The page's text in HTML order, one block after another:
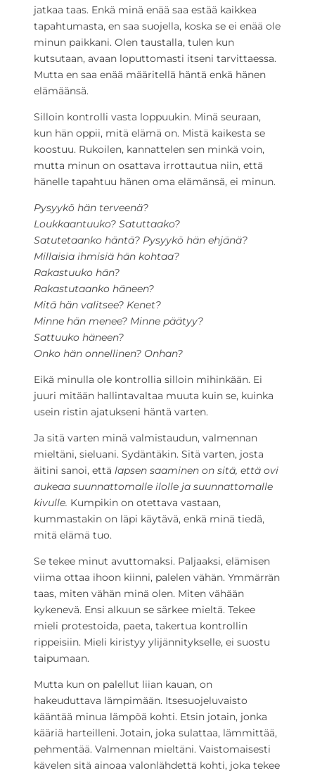
jatkaa taas. Enkä minä enää saa estää kaikkea
tapahtumasta, en saa suojella, koska se ei enää ole
minun paikkani. Olen taustalla, tulen kun
kutsutaan, avaan loputtomasti itseni tarvittaessa.
Mutta en saa enää määritellä häntä enkä hänen
elämäänsä.
Silloin kontrolli vasta loppuukin. Minä seuraan,
kun hän oppii, mitä elämä on. Mistä kaikesta se
koostuu. Rukoilen, kannattelen sen minkä voin,
mutta minun on osattava irrottautua niin, että
hänelle tapahtuu hänen oma elämänsä, ei minun.
Pysyykö hän terveenä?
Loukkaantuuko? Satuttaako?
Satutetaanko häntä? Pysyykö hän ehjänä?
Millaisia ihmisiä hän kohtaa?
Rakastuuko hän?
Rakastutaanko häneen?
Mitä hän valitsee? Kenet?
Minne hän menee? Minne päätyy?
Sattuuko häneen?
Onko hän onnellinen? Onhan?
Eikä minulla ole kontrollia silloin mihinkään. Ei
juuri mitään hallintavaltaa muuta kuin se, kuinka
usein ristin ajatukseni häntä varten.
Ja sitä varten minä valmistaudun, valmennan
mieltäni, sieluani. Sydäntäkin. Sitä varten, josta
äitini sanoi, että lapsen saaminen on sitä, että ovi
aukeaa suunnattomalle ilolle ja suunnattomalle
kivulle. Kumpikin on otettava vastaan,
kummastakin on läpi käytävä, enkä minä tiedä,
mitä elämä tuo.
Se tekee minut avuttomaksi. Paljaaksi, elämisen
viima ottaa ihoon kiinni, palelen vähän. Ymmärrän
taas, miten vähän minä olen. Miten vähään
kykenevä. Ensi alkuun se särkee mieltä. Tekee
mieli protestoida, paeta, takertua kontrollin
rippeisiin. Mieli kiristyy ylijännitykselle, ei suostu
taipumaan.
Mutta kun on palellut liian kauan, on
hakeuduttava lämpimään. Itsesuojeluvaisto
kääntää minua lämpöä kohti. Etsin jotain, jonka
kääriä harteilleni. Jotain, joka sulattaa, lämmittää,
pehmentää. Valmennan mieltäni. Vaistomaisesti
kävelen sitä ainoaa valonlähdettä kohti, joka tekee